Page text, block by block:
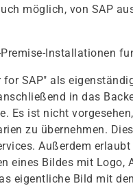
möglich, von SAP
Installationen
SAP" als
in das
Es ist nicht
zu übernehmen.
Außerdem
eines Bildes mit Logo,
eigentliche Bild mit